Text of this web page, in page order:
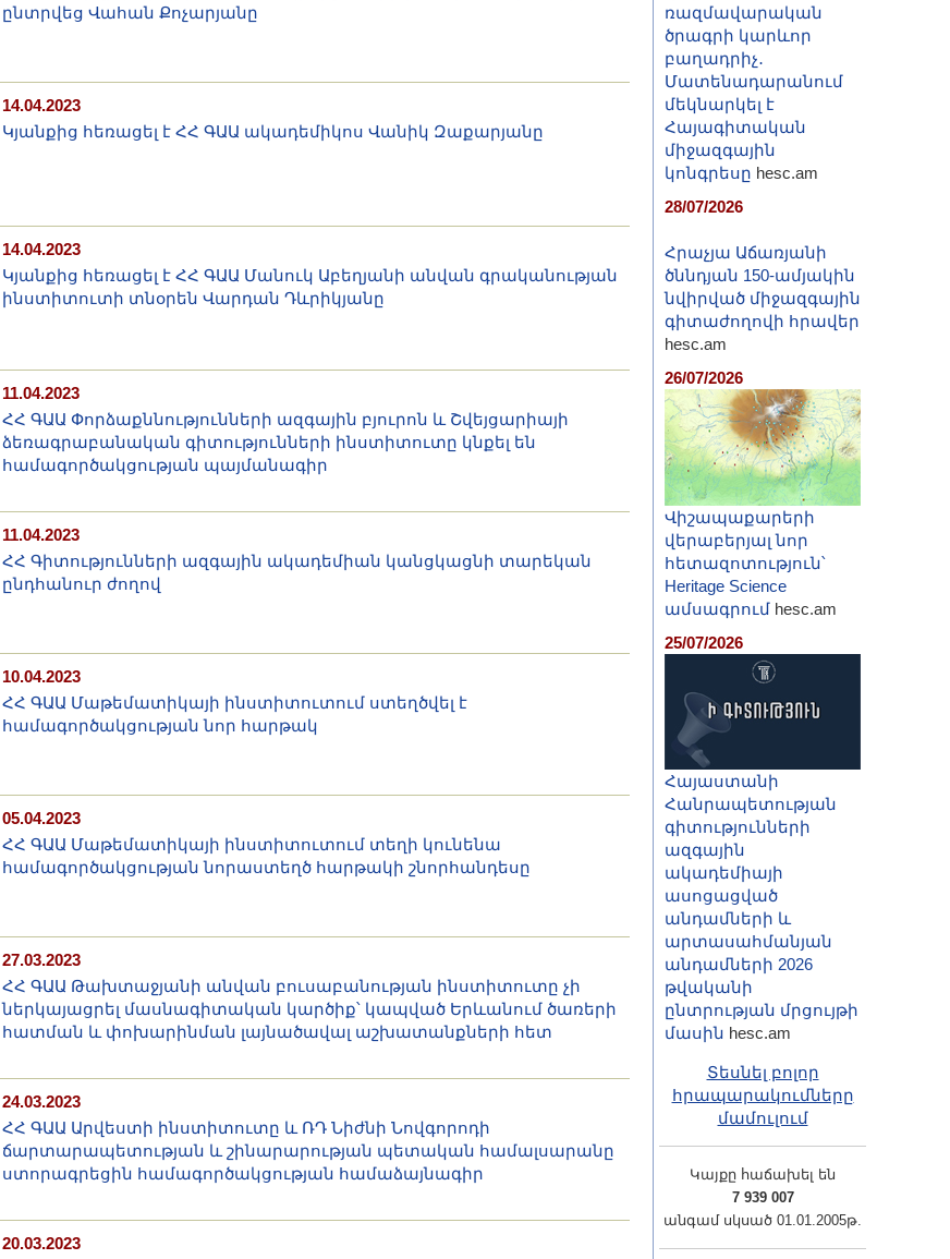
ընտրվեց Վահան Քոչարյանը
14.04.2023
Կյանքից հեռացել է ՀՀ ԳԱԱ ակադեմիկոս Վանիկ Զաքարյանը
14.04.2023
Կյանքից հեռացել է ՀՀ ԳԱԱ Մանուկ Աբեղյանի անվան գրականության
ինստիտուտի տնօրեն Վարդան Դևրիկյանը
11.04.2023
ՀՀ ԳԱԱ Փորձաքննությունների ազգային բյուրոն և Շվեյցարիայի
ձեռագրաբանական գիտությունների ինստիտուտը կնքել են
համագործակցության պայմանագիր
11.04.2023
ՀՀ Գիտությունների ազգային ակադեմիան կանցկացնի տարեկան
ընդհանուր ժողով
10.04.2023
ՀՀ ԳԱԱ Մաթեմատիկայի ինստիտուտում ստեղծվել է
համագործակցության նոր հարթակ
05.04.2023
ՀՀ ԳԱԱ Մաթեմատիկայի ինստիտուտում տեղի կունենա
համագործակցության նորաստեղծ հարթակի շնորհանդեսը
27.03.2023
ՀՀ ԳԱԱ Թախտաջյանի անվան բուսաբանության ինստիտուտը չի
ներկայացրել մասնագիտական կարծիք՝ կապված Երևանում ծառերի
հատման և փոխարինման լայնածավալ աշխատանքների հետ
24.03.2023
ՀՀ ԳԱԱ Արվեստի ինստիտուտը և ՌԴ Նիժնի Նովգորոդի
ճարտարապետության և շինարարության պետական համալսարանը
ստորագրեցին համագործակցության համաձայնագիր
20.03.2023
ռազմավարական
ծրագրի կարևոր
բաղադրիչ․
Մատենադարանում
մեկնարկել է
Հայագիտական
միջազգային
կոնգրեսը hesc.am
28/07/2026
Հրաչյա Աճառյանի
ծննդյան 150-ամյակին
նվիրված միջազգային
գիտաժողովի հրավեր
hesc.am
26/07/2026
Վիշապաքարերի
վերաբերյալ նոր
հետազոտություն՝
Heritage Science
ամսագրում hesc.am
25/07/2026
Հայաստանի
Հանրապետության
գիտությունների
ազգային
ակադեմիայի
ասոցացված
անդամների և
արտասահմանյան
անդամների 2026
թվականի
ընտրության մրցույթի
մասին hesc.am
Տեսնել բոլոր
հրապարակումները
մամուլում
Կայքը հաճախել են
7 939 007
անգամ սկսած 01.01.2005թ.